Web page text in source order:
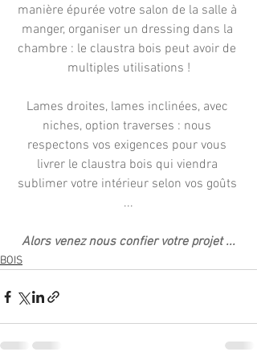
manière épurée votre salon de la salle à
manger, organiser un dressing dans la
chambre : le claustra bois peut avoir de
multiples utilisations !
Lames droites, lames inclinées, avec
niches, option traverses : nous
respectons vos exigences pour vous
livrer le claustra bois qui viendra
sublimer votre intérieur selon vos goûts
...
Alors venez nous confier votre projet ...
BOIS